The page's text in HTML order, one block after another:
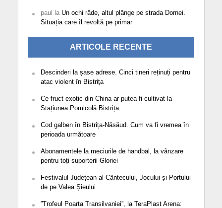
paul la Un ochi râde, altul plânge pe strada Dornei.
Situația care îl revoltă pe primar
ARTICOLE RECENTE
Descinderi la șase adrese. Cinci tineri reținuți pentru
atac violent în Bistrița
Ce fruct exotic din China ar putea fi cultivat la
Stațiunea Pomicolă Bistrița
Cod galben în Bistrița-Năsăud. Cum va fi vremea în
perioada următoare
Abonamentele la meciurile de handbal, la vânzare
pentru toți suporterii Gloriei
Festivalul Județean al Cântecului, Jocului și Portului
de pe Valea Șieului
”Trofeul Poarta Transilvaniei”, la TeraPlast Arena: